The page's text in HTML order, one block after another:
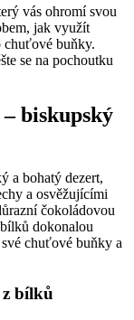
vás ohromí svou
jak využít
chuťové buňky.
se na pochoutku
biskupský
a bohatý dezert,
a osvěžujícími
čokoládovou
dokonalou
chuťové buňky a
z bílků